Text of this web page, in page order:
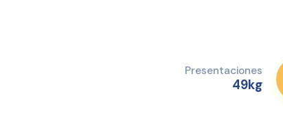
Presentaciones
49kg